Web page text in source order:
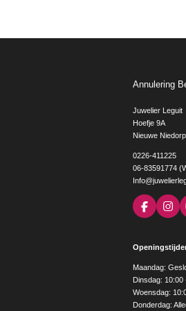
Annulering
Juwelier Leguit
Hoefje 9A
Nieuwe Niedorp
0226-411225
06-83591774
F
a
b
o
k
I
n
a
g
r
a
m
Maandag:
Dinsdag: 10:00
Woensdag:
Donderdag: